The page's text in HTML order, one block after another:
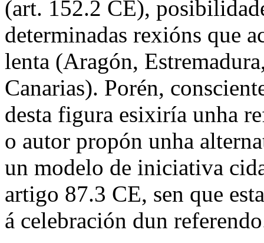
(art. 152.2 CE),
determinadas rexións que
lenta (Aragón,
Canarias). Porén,
desta figura esixiría unha
o autor propón unha
un modelo de iniciativa
artigo 87.3 CE, sen que
á celebración dun